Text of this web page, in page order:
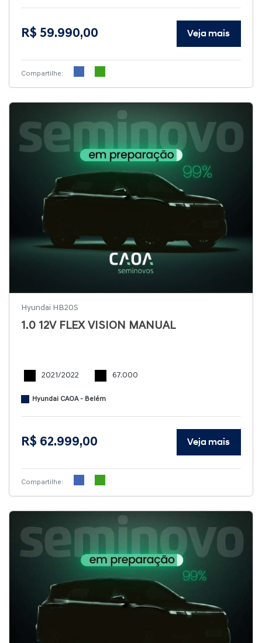
R$ 59.990,00 Veja mais
Compartilhe:
Hyundai HB20S
1.0 12V FLEX VISION MANUAL
2021/2022 67.000
Hyundai CAOA - Belém
R$ 62.999,00 Veja mais
Compartilhe: